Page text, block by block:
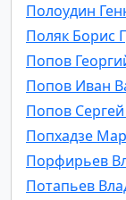
Полоудин
Поляк Борис
Попов
Попов Иван
Попов
Попхадзе
Порфирьев
Потапьев